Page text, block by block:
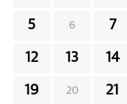
5 6 7
12 13 14
19 20 21